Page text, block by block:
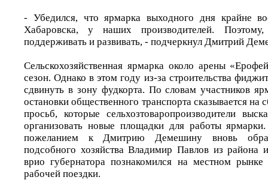
- Убедился, что ярмарка выходного дня крайне
Хабаровска, у наших производителей.
поддерживать и развивать, - подчеркнул Дмитрий
Сельскохозяйственная ярмарка около арены
сезон. Однако в этом году из-за строительства
сдвинуть в зону фудкорта. По словам участников
остановки общественного транспорта сказывается
просьб, которые сельхозтоваропроизводители
организовать новые площадки для работы
пожеланием к Дмитрию Демешину вновь
подсобного хозяйства Владимир Павлов из района
врио губернатора познакомился на местном
рабочей поездки.